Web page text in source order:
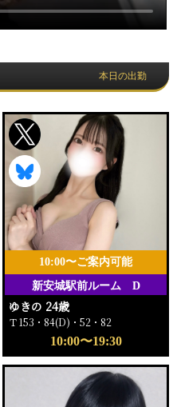
本日の出勤
新安城駅前ルーム D
10:00〜ご案内可能
ゆきの 24歳
Ｔ153・84(D)・52・82
10:00〜19:30